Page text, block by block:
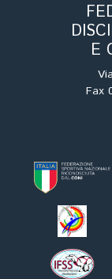
E
Fax